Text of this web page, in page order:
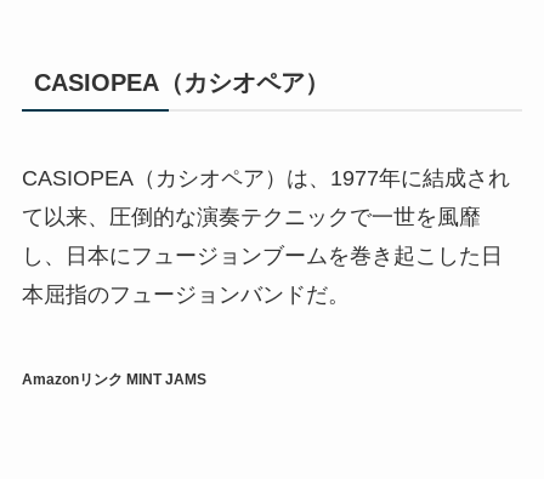
CASIOPEA（カシオペア）
CASIOPEA（カシオペア）は、1977年に結成され
て以来、圧倒的な演奏テクニックで一世を風靡
し、日本にフュージョンブームを巻き起こした日
本屈指のフュージョンバンドだ。
Amazonリンク MINT JAMS